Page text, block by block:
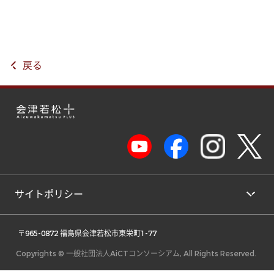
戻る
サイトポリシー
〒965-0872 福島県会津若松市東栄町1-77
Copyrights © 一般社団法人AiCTコンソーシアム, All Rights Reserved.